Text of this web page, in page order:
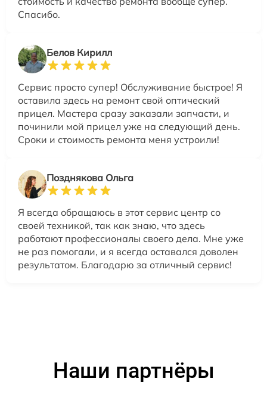
Спасибо.
Белов Кирилл
Сервис просто супер! Обслуживание быстрое! Я
оставила здесь на ремонт свой оптический
прицел. Мастера сразу заказали запчасти, и
починили мой прицел уже на следующий день.
Сроки и стоимость ремонта меня устроили!
Позднякова Ольга
Я всегда обращаюсь в этот сервис центр со
своей техникой, так как знаю, что здесь
работают профессионалы своего дела. Мне уже
не раз помогали, и я всегда оставался доволен
результатом. Благодарю за отличный сервис!
Наши партнёры